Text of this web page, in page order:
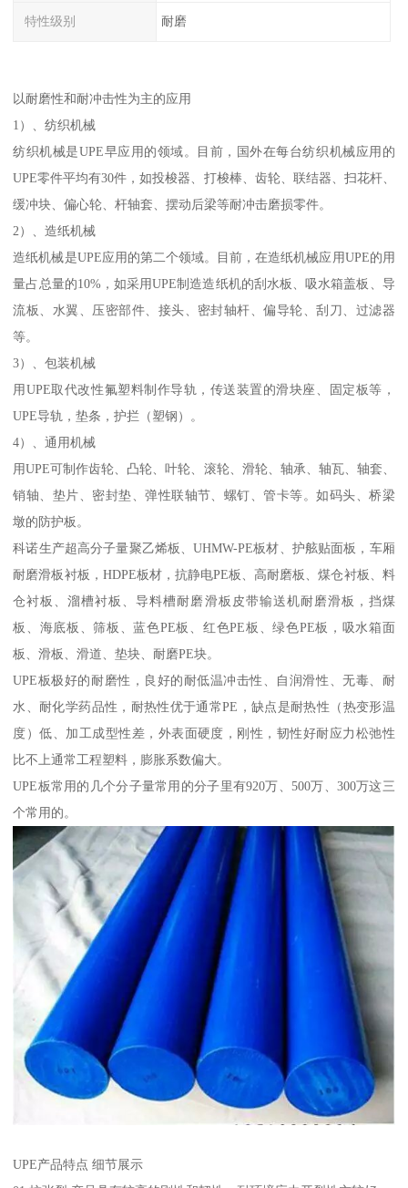
特性级别 耐磨
以耐磨性和耐冲击性为主的应用
1）、纺织机械
纺织机械是UPE早应用的领域。目前，国外在每台纺织机械应用的
UPE零件平均有30件，如投梭器、打梭棒、齿轮、联结器、扫花杆、
缓冲块、偏心轮、杆轴套、摆动后梁等耐冲击磨损零件。
2）、造纸机械
造纸机械是UPE应用的第二个领域。目前，在造纸机械应用UPE的用
量占总量的10%，如采用UPE制造造纸机的刮水板、吸水箱盖板、导
流板、水翼、压密部件、接头、密封轴杆、偏导轮、刮刀、过滤器
等。
3）、包装机械
用UPE取代改性氟塑料制作导轨，传送装置的滑块座、固定板等，
UPE导轨，垫条，护拦（塑钢）。
4）、通用机械
用UPE可制作齿轮、凸轮、叶轮、滚轮、滑轮、轴承、轴瓦、轴套、
销轴、垫片、密封垫、弹性联轴节、螺钉、管卡等。如码头、桥梁
墩的防护板。
科诺生产超高分子量聚乙烯板、UHMW-PE板材、护舷贴面板，车厢
耐磨滑板衬板，HDPE板材，抗静电PE板、高耐磨板、煤仓衬板、料
仓衬板、溜槽衬板、导料槽耐磨滑板皮带输送机耐磨滑板，挡煤
板、海底板、筛板、蓝色PE板、红色PE板、绿色PE板，吸水箱面
板、滑板、滑道、垫块、耐磨PE块。
UPE板极好的耐磨性，良好的耐低温冲击性、自润滑性、无毒、耐
水、耐化学药品性，耐热性优于通常PE，缺点是耐热性（热变形温
度）低、加工成型性差，外表面硬度，刚性，韧性好耐应力松弛性
比不上通常工程塑料，膨胀系数偏大。
UPE板常用的几个分子量常用的分子里有920万、500万、300万这三
个常用的。
UPE产品特点 细节展示